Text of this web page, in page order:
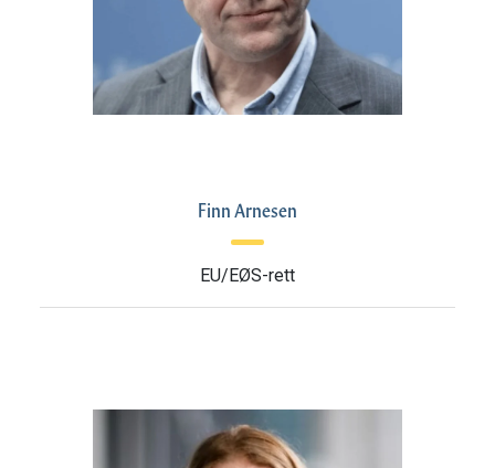
Finn Arnesen
EU/EØS-rett